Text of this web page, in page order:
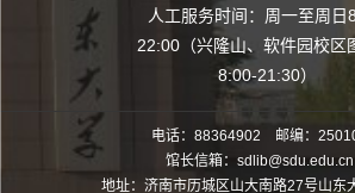
至周日8:00-
园校区图书馆
人工服务时间：周一至周日
22:00（兴隆山、软件园校区
8:00-21:30）
电话：88364902 邮编：
馆长信箱：
地址：济南市历城区山大南路27号山